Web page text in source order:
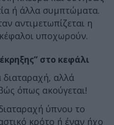
ή άλλα συμπτώματα.
αντιμετωπίζεται η
υποχωρούν.
στο κεφάλι
διαταραχή, αλλά
όπως ακούγεται!
ύπνου το
κρότο ή έναν ήχο